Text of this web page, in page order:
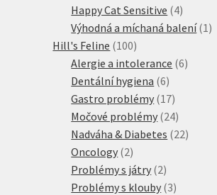
produkt
Happy Cat Sensitive 44
produkty
Výhodná a míchaná balení 1 1
Hill's Feline 100100
produktů
Alergie a intolerance 66
Dentální hygiena 66
produktů
Gastro problémy 1717
produktů
Močové problémy 2424
produktů
Nadváha & Diabetes 2222
Oncology 22
produkty
Problémy s játry 22
produkty
Problémy s klouby 33